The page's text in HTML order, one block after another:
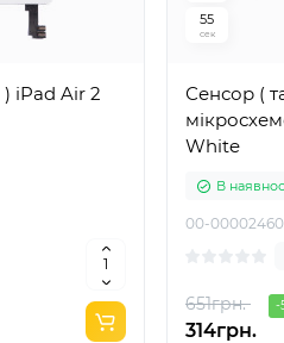
) iPad Air 2
54
сек
Сенсор (
White
В
00-
651грн. -
314грн.